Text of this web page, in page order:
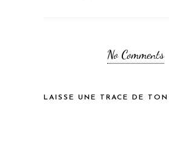
No Comments
LAISSE UNE TRACE DE TON